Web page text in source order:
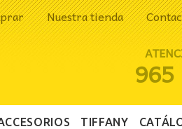
Nuestra tienda
TIFFANY